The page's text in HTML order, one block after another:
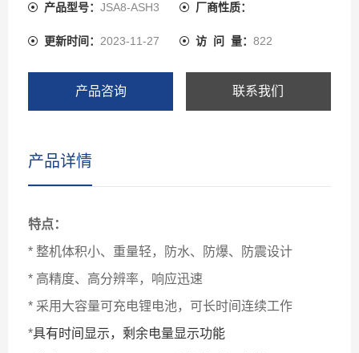
产品型号： JSA8-ASH3 厂商性质：
更新时间： 2023-11-27 访 问 量： 822
产品咨询 联系我们
产品详情
特点：
* 整机体积小、重量轻，防水、防爆、防震设计
* 高精度、高分辨率，响应迅速
* 采用大容量可充电锂电池，可长时间连续工作
*具有时间显示，剩余电量显示功能